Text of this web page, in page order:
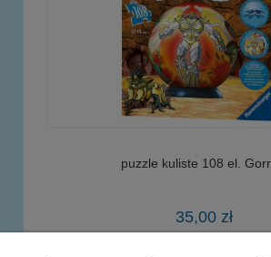
puzzle kuliste 108 el.
35,00 zł